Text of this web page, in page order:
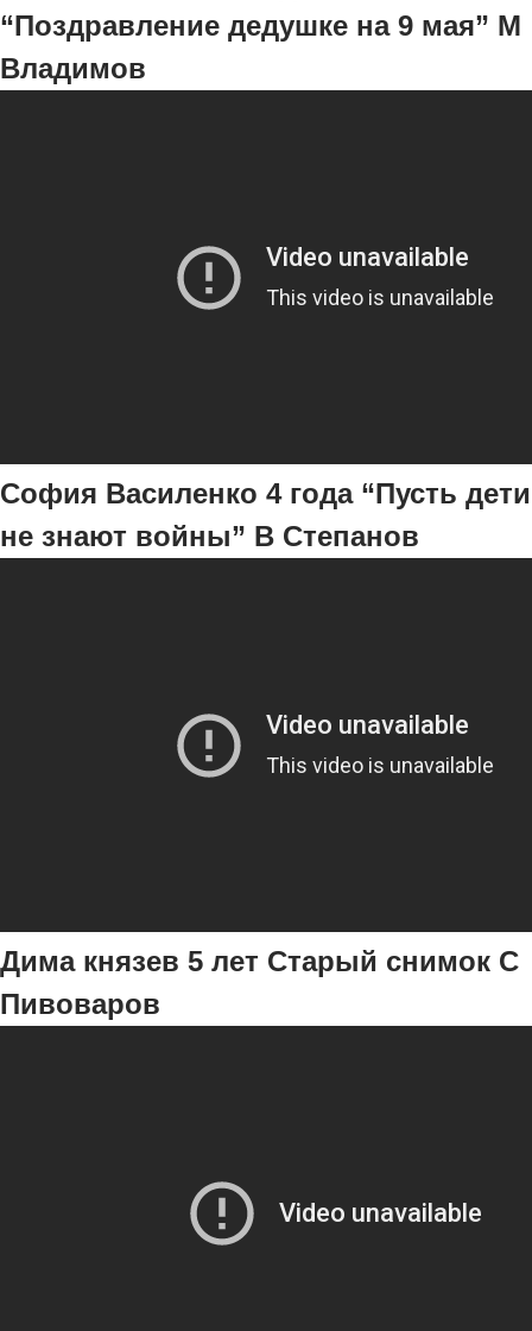
“Поздравление дедушке на 9 мая” М
Владимов
София Василенко 4 года “Пусть дети
не знают войны” В Степанов
Дима князев 5 лет Старый снимок С
Пивоваров